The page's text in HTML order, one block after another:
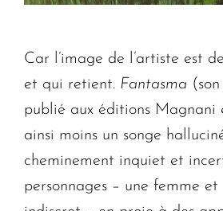
Car l’image de l’artiste est
et qui retient. Fantasma
publié aux éditions Magnani
ainsi moins un songe
cheminement inquiet et
personnages – une femme